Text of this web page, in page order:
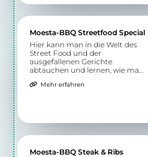
Moesta-BBQ Streetfood Special
Hier kann man in die Welt des
Street Food und der
ausgefallenen Gerichte
abtauchen und lernen, wie man
nationale Küche wird hier
Mehr erfahren
Moesta-BBQ Steak & Ribs